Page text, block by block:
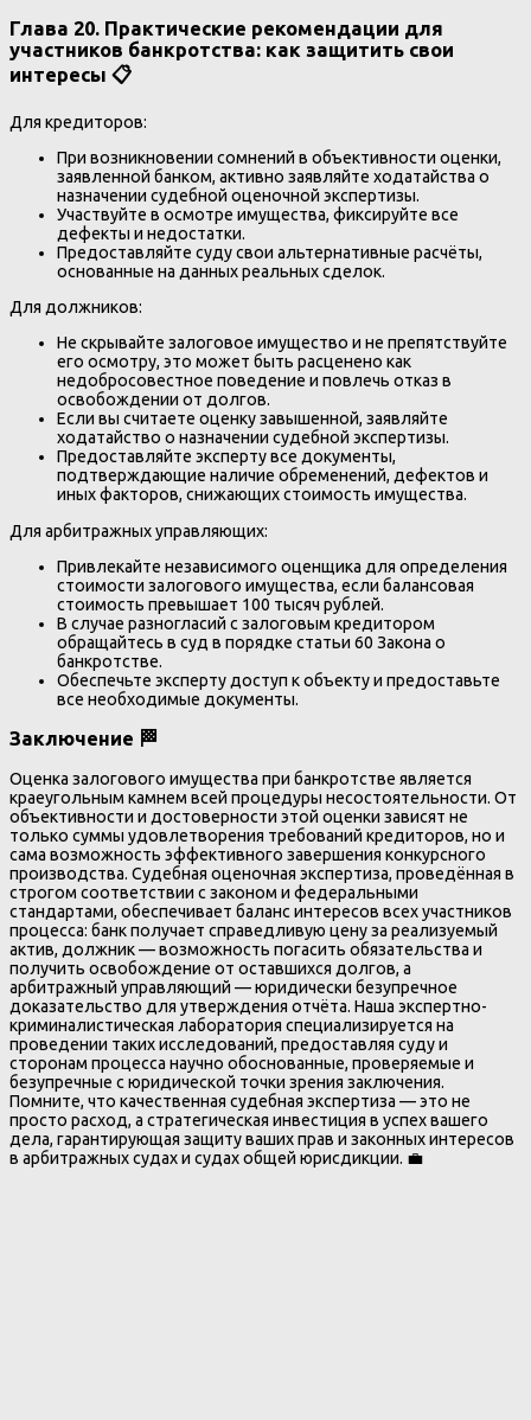
Глава 20. Практические рекомендации для
участников банкротства: как защитить свои
интересы 📋
Для кредиторов:
При возникновении сомнений в объективности оценки,
заявленной банком, активно заявляйте ходатайства о
назначении судебной оценочной экспертизы.
Участвуйте в осмотре имущества, фиксируйте все
дефекты и недостатки.
Предоставляйте суду свои альтернативные расчёты,
основанные на данных реальных сделок.
Для должников:
Не скрывайте залоговое имущество и не препятствуйте
его осмотру, это может быть расценено как
недобросовестное поведение и повлечь отказ в
освобождении от долгов.
Если вы считаете оценку завышенной, заявляйте
ходатайство о назначении судебной экспертизы.
Предоставляйте эксперту все документы,
подтверждающие наличие обременений, дефектов и
иных факторов, снижающих стоимость имущества.
Для арбитражных управляющих:
Привлекайте независимого оценщика для определения
стоимости залогового имущества, если балансовая
стоимость превышает 100 тысяч рублей.
В случае разногласий с залоговым кредитором
обращайтесь в суд в порядке статьи 60 Закона о
банкротстве.
Обеспечьте эксперту доступ к объекту и предоставьте
все необходимые документы.
Заключение 🏁
Оценка залогового имущества при банкротстве является
краеугольным камнем всей процедуры несостоятельности. От
объективности и достоверности этой оценки зависят не
только суммы удовлетворения требований кредиторов, но и
сама возможность эффективного завершения конкурсного
производства. Судебная оценочная экспертиза, проведённая в
строгом соответствии с законом и федеральными
стандартами, обеспечивает баланс интересов всех участников
процесса: банк получает справедливую цену за реализуемый
актив, должник — возможность погасить обязательства и
получить освобождение от оставшихся долгов, а
арбитражный управляющий — юридически безупречное
доказательство для утверждения отчёта. Наша экспертно-
криминалистическая лаборатория специализируется на
проведении таких исследований, предоставляя суду и
сторонам процесса научно обоснованные, проверяемые и
безупречные с юридической точки зрения заключения.
Помните, что качественная судебная экспертиза — это не
просто расход, а стратегическая инвестиция в успех вашего
дела, гарантирующая защиту ваших прав и законных интересов
в арбитражных судах и судах общей юрисдикции. 💼